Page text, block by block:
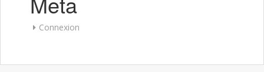
Connexion